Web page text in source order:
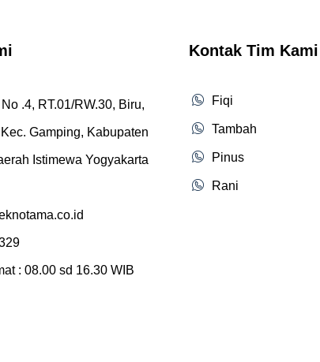
.4, RT.01/RW.30, Biru,
Gamping, Kabupaten
Istimewa Yogyakarta
: 08.00 sd 16.30 WIB
Kontak Tim Kami
Fiqi
Tambah
Pinus
Rani